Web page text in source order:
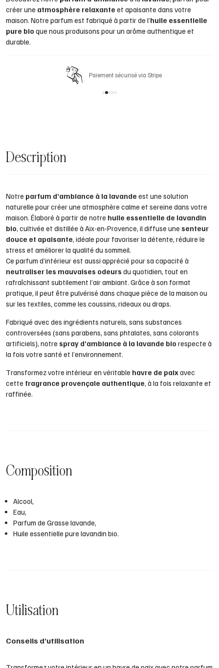
créer une atmosphère relaxante et apaisante dans votre
maison. Notre parfum est fabriqué à partir de l’huile essentielle
pure bio que nous produisons pour un arôme authentique et
durable.
Paiement sécurisé via Stripe
Description
Notre parfum d’ambiance à la lavande est une solution
naturelle pour créer une atmosphère calme et sereine dans votre
maison. Élaboré à partir de notre huile essentielle de lavandin
bio, cultivée et distillée à Aix-en-Provence, il diffuse une senteur
douce et apaisante, idéale pour favoriser la détente, réduire le
stress et améliorer la qualité du sommeil.
Ce parfum d’intérieur est aussi apprécié pour sa capacité à
neutraliser les mauvaises odeurs du quotidien, tout en
rafraîchissant subtilement l’air ambiant. Grâce à son format
pratique, il peut être pulvérisé dans chaque pièce de la maison ou
sur les textiles, comme les coussins, rideaux ou draps.
Fabriqué avec des ingrédients naturels, sans substances
controversées (sans parabens, sans phtalates, sans colorants
artificiels), notre spray d’ambiance à la lavande bio respecte à
la fois votre santé et l’environnement.
Transformez votre intérieur en véritable havre de paix avec
cette fragrance provençale authentique, à la fois relaxante et
raffinée.
Composition
Alcool,
Eau,
Parfum de Grasse lavande,
Huile essentielle pure lavandin bio.
Utilisation
Conseils d’utilisation